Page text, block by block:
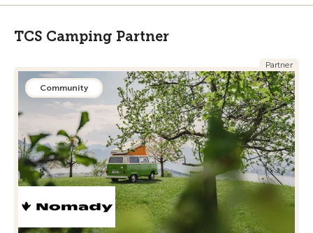
TCS Camping Partner
Partner
Community